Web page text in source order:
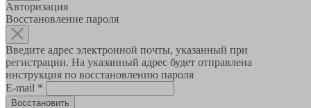
Авторизация
Восстановление пароля
Введите адрес электронной почты, указанный при
регистрации. На указанный адрес будет отправлена
инструкция по восстановлению пароля
E-mail *